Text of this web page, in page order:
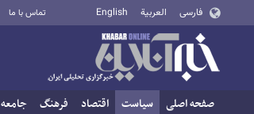
فارسی العربية English تماس با ما
صفحه اصلی سیاست اقتصاد فرهنگ جامعه